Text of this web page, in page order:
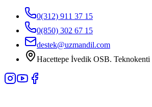
0(312) 911 37 15
0(850) 302 67 15
destek@uzmandil.com
Hacettepe İvedik OSB.